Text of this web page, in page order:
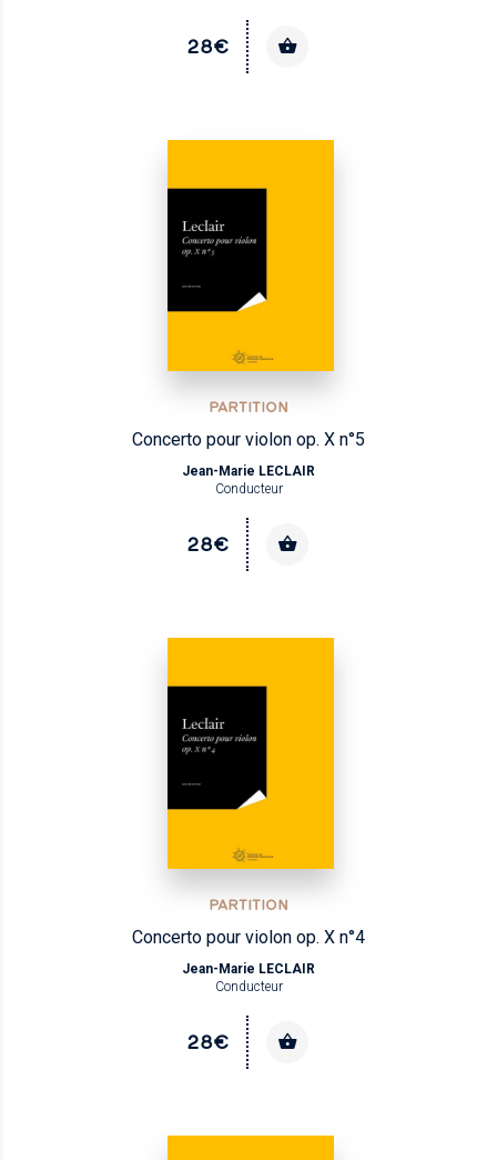
28€
PARTITION
Concerto pour violon op. X n°5
Jean-Marie LECLAIR
Conducteur
28€
PARTITION
Concerto pour violon op. X n°4
Jean-Marie LECLAIR
Conducteur
28€